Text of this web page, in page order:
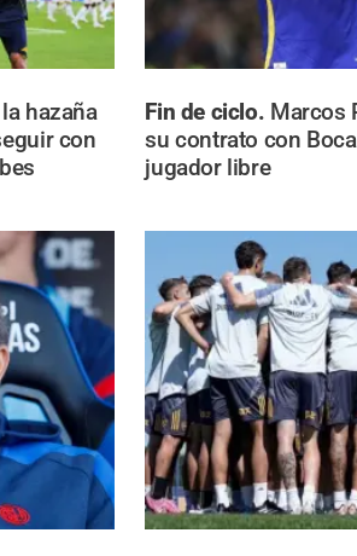
hazaña
con
Fin de ciclo. Marcos
su contrato con
jugador libre